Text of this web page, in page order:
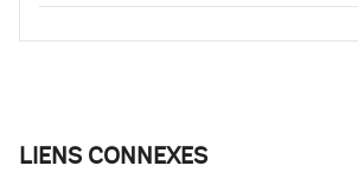
LIENS CONNEXES